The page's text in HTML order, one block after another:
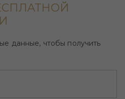
данные, чтобы получить